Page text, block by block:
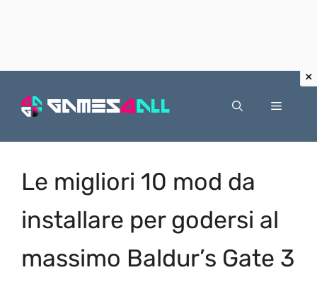
Menu
Le migliori 10 mod da
installare per godersi al
massimo Baldur’s Gate 3